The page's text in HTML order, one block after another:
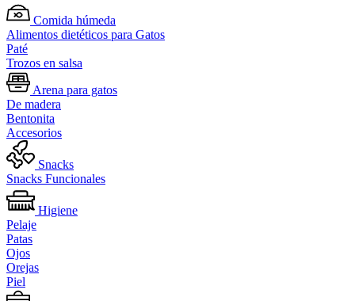
Comida húmeda
Alimentos dietéticos para Gatos
Paté
Trozos en salsa
Arena para gatos
De madera
Bentonita
Accesorios
Snacks
Snacks Funcionales
Higiene
Pelaje
Patas
Ojos
Orejas
Piel